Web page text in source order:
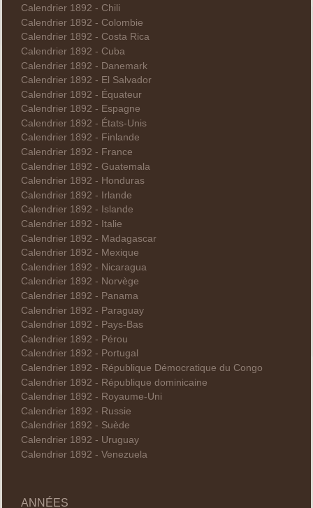
Calendrier 1892 - Chili
Calendrier 1892 - Colombie
Calendrier 1892 - Costa Rica
Calendrier 1892 - Cuba
Calendrier 1892 - Danemark
Calendrier 1892 - El Salvador
Calendrier 1892 - Équateur
Calendrier 1892 - Espagne
Calendrier 1892 - États-Unis
Calendrier 1892 - Finlande
Calendrier 1892 - France
Calendrier 1892 - Guatemala
Calendrier 1892 - Honduras
Calendrier 1892 - Irlande
Calendrier 1892 - Islande
Calendrier 1892 - Italie
Calendrier 1892 - Madagascar
Calendrier 1892 - Mexique
Calendrier 1892 - Nicaragua
Calendrier 1892 - Norvège
Calendrier 1892 - Panama
Calendrier 1892 - Paraguay
Calendrier 1892 - Pays-Bas
Calendrier 1892 - Pérou
Calendrier 1892 - Portugal
Calendrier 1892 - République Démocratique du Congo
Calendrier 1892 - République dominicaine
Calendrier 1892 - Royaume-Uni
Calendrier 1892 - Russie
Calendrier 1892 - Suède
Calendrier 1892 - Uruguay
Calendrier 1892 - Venezuela
ANNÉES